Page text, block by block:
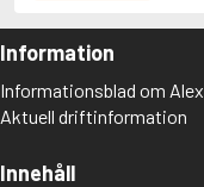
Information
Informationsblad om Alex
Aktuell driftinformation
Innehåll